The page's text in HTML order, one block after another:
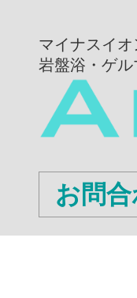
マイナスイ
岩盤浴・ゲ
お問